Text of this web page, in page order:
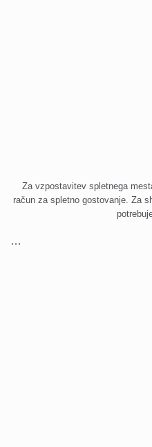
Za vzpostavitev spletnega
račun za spletno gostovanje. Za
…